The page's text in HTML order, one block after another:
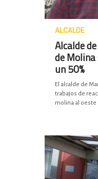
ALCALDE
Alcalde
de
un 50%
El alcalde de
trabajos de
molina al oeste